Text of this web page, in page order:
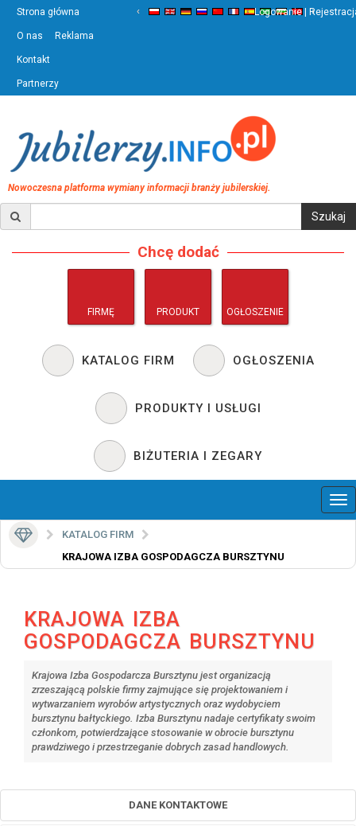
Strona główna
O nas Reklama
Kontakt
Partnerzy
‹ ›
Logowanie |
Nowoczesna platforma wymiany informacji branży jubilerskiej.
Chcę dodać
FIRMĘ PRODUKT OGŁOSZENIE
KATALOG FIRM OGŁOSZENIA
PRODUKTY I USŁUGI
BIŻUTERIA I ZEGARY
KATALOG FIRM
KRAJOWA IZBA GOSPODAGCZA BURSZTYNU
KRAJOWA IZBA
GOSPODAGCZA BURSZTYNU
Krajowa Izba Gospodarcza Bursztynu jest organizacją
zrzeszającą polskie firmy zajmujące się projektowaniem i
wytwarzaniem wyrobów artystycznych oraz wydobyciem
bursztynu bałtyckiego. Izba Bursztynu nadaje certyfikaty swoim
członkom, potwierdzające stosowanie w obrocie bursztynu
prawdziwego i przestrzeganie dobrych zasad handlowych.
DANE KONTAKTOWE